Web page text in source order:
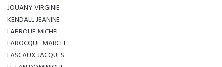
JOUANY VIRGINIE
KENDALL JEANINE
LABROUE MICHEL
LAROCQUE MARCEL
LASCAUX JACQUES